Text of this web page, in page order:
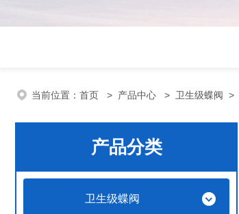
当前位置： 首页 > 产品中心 > 卫生级蝶阀 >
产品分类
卫生级蝶阀